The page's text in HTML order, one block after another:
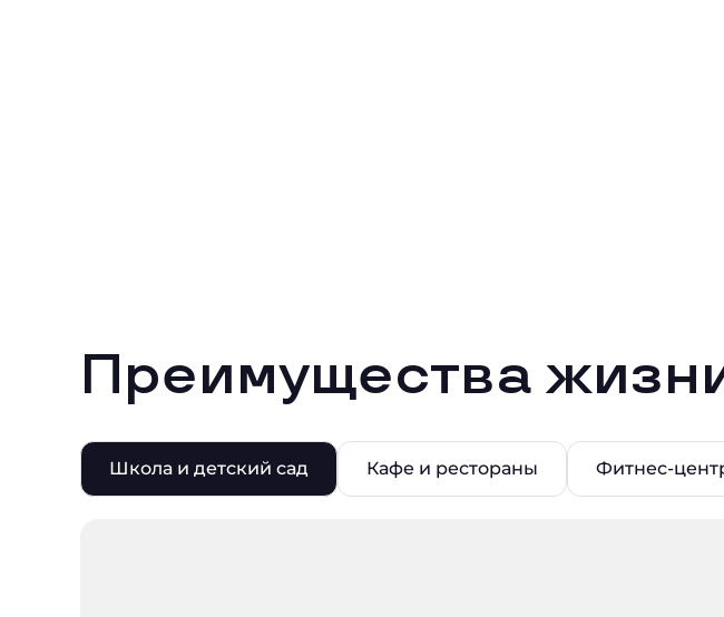
Преимущества
Школа и детский сад Кафе и рестораны Фитнес-